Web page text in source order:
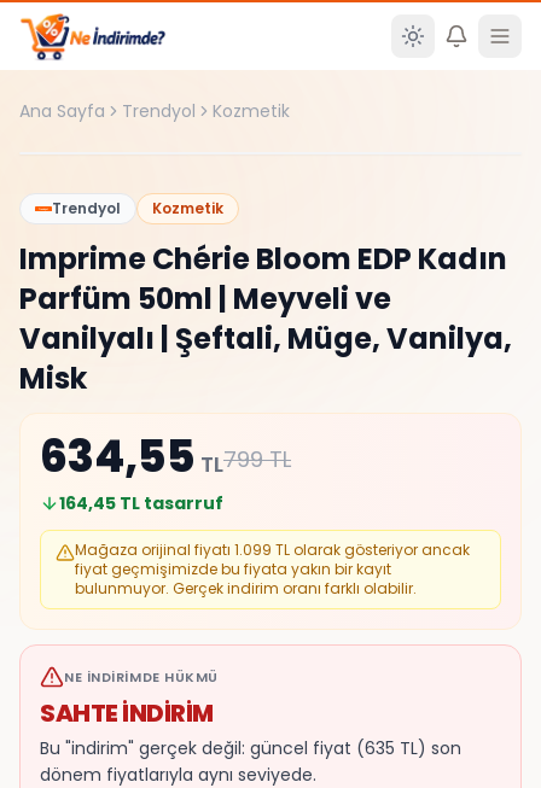
Ana içeriğe atla
Ana Sayfa Trendyol Kozmetik
%42
Trendyol Kozmetik
Imprime Chérie Bloom EDP Kadın
Parfüm 50ml | Meyveli ve
Vanilyalı | Şeftali, Müge, Vanilya,
Misk
634,55 TL799TL
164,45 TL tasarruf
Mağaza orijinal fiyatı 1.099 TL olarak gösteriyor ancak
fiyat geçmişimizde bu fiyata yakın bir kayıt
bulunmuyor. Gerçek indirim oranı farklı olabilir.
NE İNDIRIMDE HÜKMÜ
SAHTE İNDİRİM
Bu "indirim" gerçek değil: güncel fiyat (635 TL) son
dönem fiyatlarıyla aynı seviyede.